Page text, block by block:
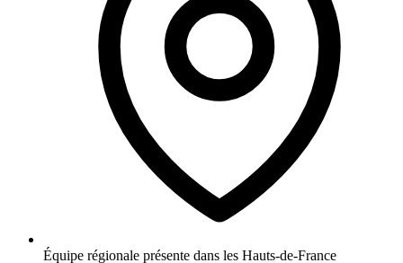
Équipe régionale présente dans les Hauts-de-France